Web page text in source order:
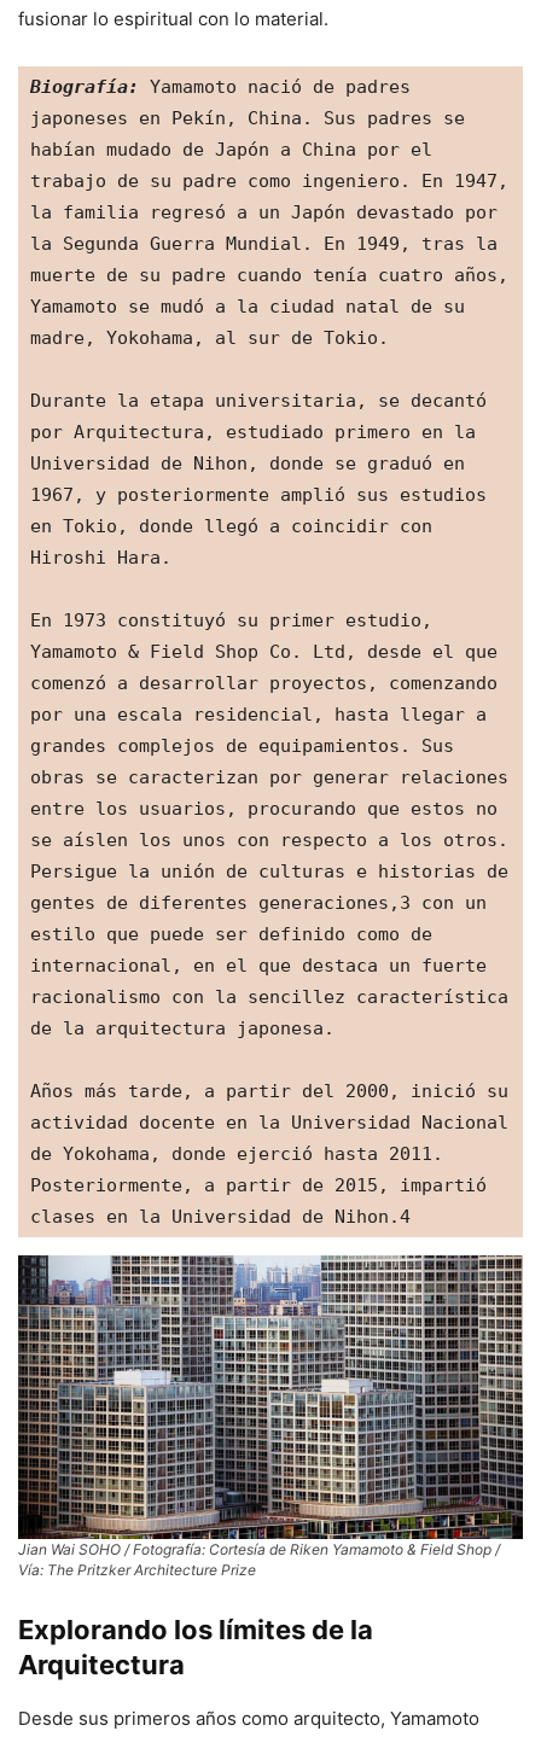
fusionar lo espiritual con lo material.
Biografía:
Yamamoto nació de padres
japoneses en Pekín, China. Sus padres se
habían mudado de Japón a China por el
trabajo de su padre como ingeniero. En 1947,
la familia regresó a un Japón devastado por
la Segunda Guerra Mundial. En 1949, tras la
muerte de su padre cuando tenía cuatro años,
Yamamoto se mudó a la ciudad natal de su
madre, Yokohama, al sur de Tokio.
Durante la etapa universitaria, se decantó
por Arquitectura, estudiado primero en la
Universidad de Nihon, donde se graduó en
1967, y posteriormente amplió sus estudios
en Tokio, donde llegó a coincidir con
Hiroshi Hara.
En 1973 constituyó su primer estudio,
Yamamoto & Field Shop Co. Ltd, desde el que
comenzó a desarrollar proyectos, comenzando
por una escala residencial, hasta llegar a
grandes complejos de equipamientos. Sus
obras se caracterizan por generar relaciones
entre los usuarios, procurando que estos no
se aíslen los unos con respecto a los otros.
Persigue la unión de culturas e historias de
gentes de diferentes generaciones,3​ con un
estilo que puede ser definido como de
internacional, en el que destaca un fuerte
racionalismo con la sencillez característica
de la arquitectura japonesa.
Años más tarde, a partir del 2000, inició su
actividad docente en la Universidad Nacional
de Yokohama, donde ejerció hasta 2011.
Posteriormente, a partir de 2015, impartió
clases en la Universidad de Nihon.4​
Jian Wai SOHO / Fotografía: Cortesía de Riken Yamamoto & Field Shop /
Vía: The Pritzker Architecture Prize
Explorando los límites de la
Arquitectura
Desde sus primeros años como arquitecto, Yamamoto